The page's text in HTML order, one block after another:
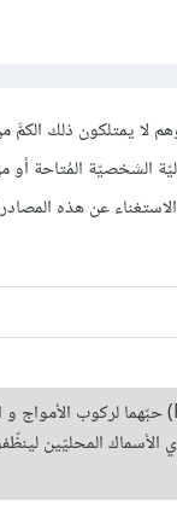
لا يمتلكون ذلك الكمَّ
الشخصيّة المُتاحة
المحليّين